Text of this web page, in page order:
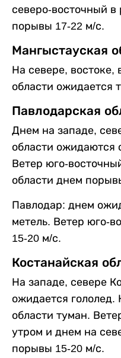
северо-восточный в
порывы 17-22 м/с.
Мангыстауская
На севере, востоке,
области ожидается
Павлодарская
Днем на западе,
области ожидаются
Ветер юго-
области днем
Павлодар: днем
метель. Ветер юго-
15-20 м/с.
Костанайская
На западе, севере
ожидается гололед.
области туман.
утром и днем на
порывы 15-20 м/с.